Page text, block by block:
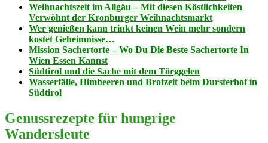
Weihnachtszeit im Allgäu – Mit diesen Köstlichkeiten
Verwöhnt der Kronburger Weihnachtsmarkt
Wer genießen kann trinkt keinen Wein mehr sondern
kostet Geheimnisse…
Mission Sachertorte – Wo Du Die Beste Sachertorte In
Wien Essen Kannst
Südtirol und die Sache mit dem Törggelen
Wasserfälle, Himbeeren und Brotzeit beim Dursterhof in
Südtirol
Genussrezepte für hungrige
Wandersleute